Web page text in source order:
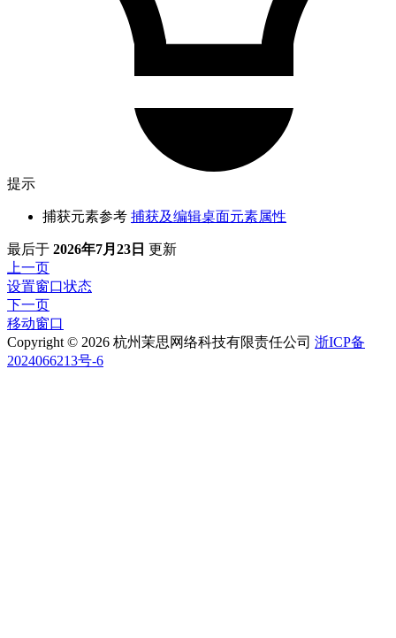
提示
捕获元素参考 捕获及编辑桌面元素属性
最后于 2026年7月23日 更新
上一页
设置窗口状态
下一页
移动窗口
Copyright © 2026 杭州茉思网络科技有限责任公司 浙ICP备
2024066213号-6